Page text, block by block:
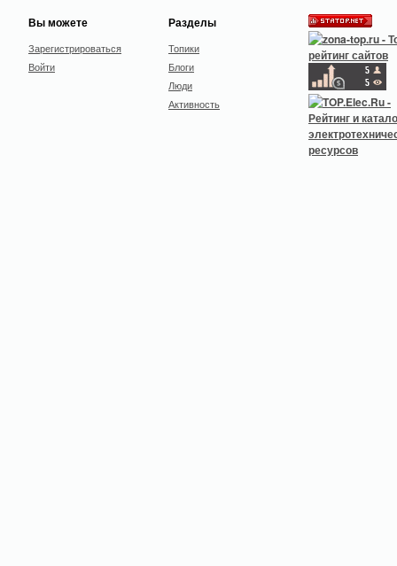
Вы можете
Зарегистрироваться
Войти
Разделы
Топики
Блоги
Люди
Активность